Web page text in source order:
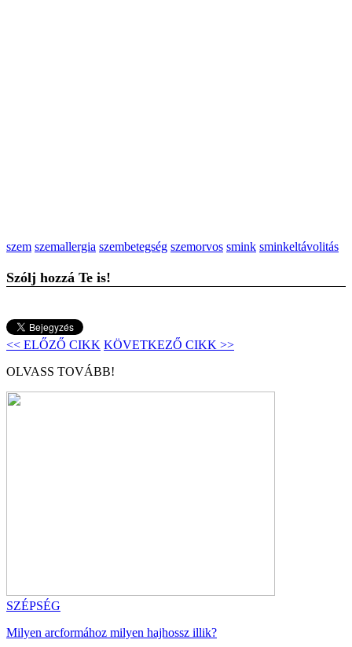
szem szemallergia szembetegség szemorvos smink sminkeltávolitás
Szólj hozzá Te is!
<< ELŐZŐ CIKK KÖVETKEZŐ CIKK >>
OLVASS TOVÁBB!
SZÉPSÉG
Milyen arcformához milyen hajhossz illik?